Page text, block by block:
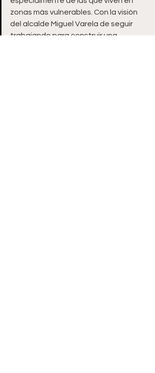
zonas más vulnerables. Con la visión
del alcalde Miguel Varela de seguir
trabajando para construir una